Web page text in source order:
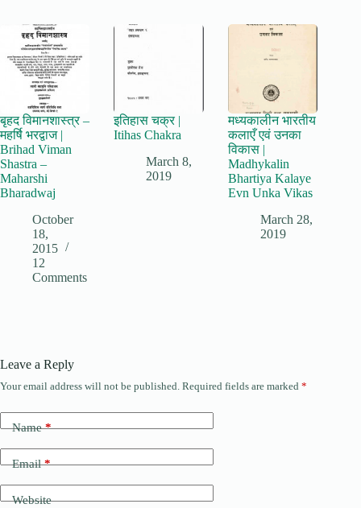
बृहद विमानशास्त्र –
महर्षि भरद्वाज |
Brihad Viman
Shastra –
Maharshi
Bharadwaj
October
18,
2015
12
Comments
इतिहास चक्र |
Itihas Chakra
March 8,
2019
मध्यकालीन भारतीय
कलाएँ एवं उनका
विकास |
Madhykalin
Bhartiya Kalaye
Evn Unka Vikas
March 28,
2019
Leave a Reply
Your email address will not be published. Required fields are marked *
Name*
Email*
Website